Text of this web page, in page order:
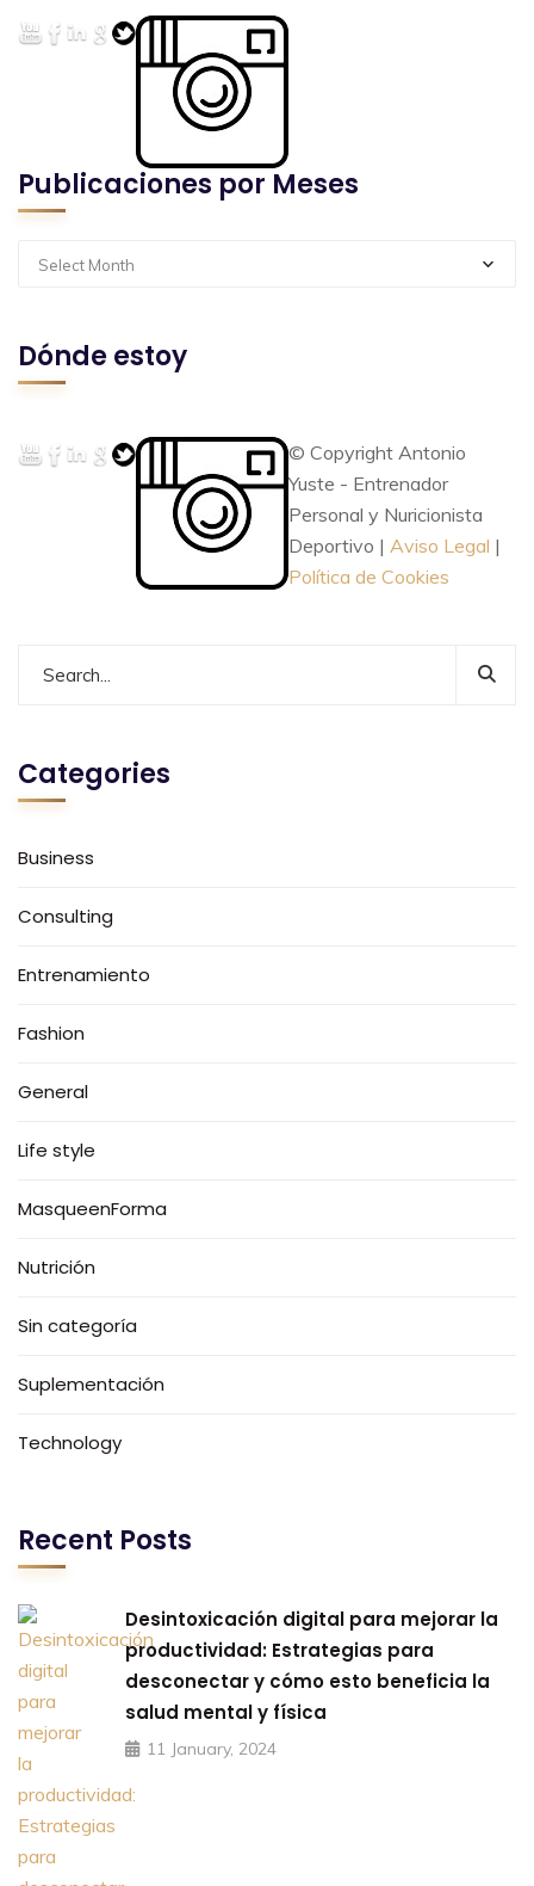
Publicaciones por Meses
Select Month
Dónde estoy
© Copyright Antonio
Yuste - Entrenador
Personal y Nuricionista
Deportivo | Aviso Legal |
Política de Cookies
Categories
Business
Consulting
Entrenamiento
Fashion
General
Life style
MasqueenForma
Nutrición
Sin categoría
Suplementación
Technology
Recent Posts
Desintoxicación digital para mejorar la
productividad: Estrategias para
desconectar y cómo esto beneficia la
salud mental y física
11 January, 2024